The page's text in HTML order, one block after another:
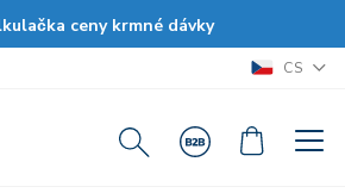
ceny krmné dávky
CS